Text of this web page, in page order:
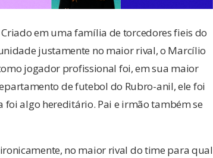
em uma família de torcedores fieis do
justamente no maior rival, o Marcílio
jogador profissional foi, em sua maior
de futebol do Rubro-anil, ele foi
algo hereditário. Pai e irmão também se
no maior rival do time para qual